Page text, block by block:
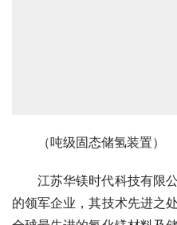
（吨级固态储氢装置）
江苏华镁时代科技有限
的领军企业，其技术先进之